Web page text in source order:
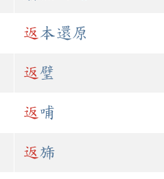
返 本還原
返 璧
返 哺
返 旆